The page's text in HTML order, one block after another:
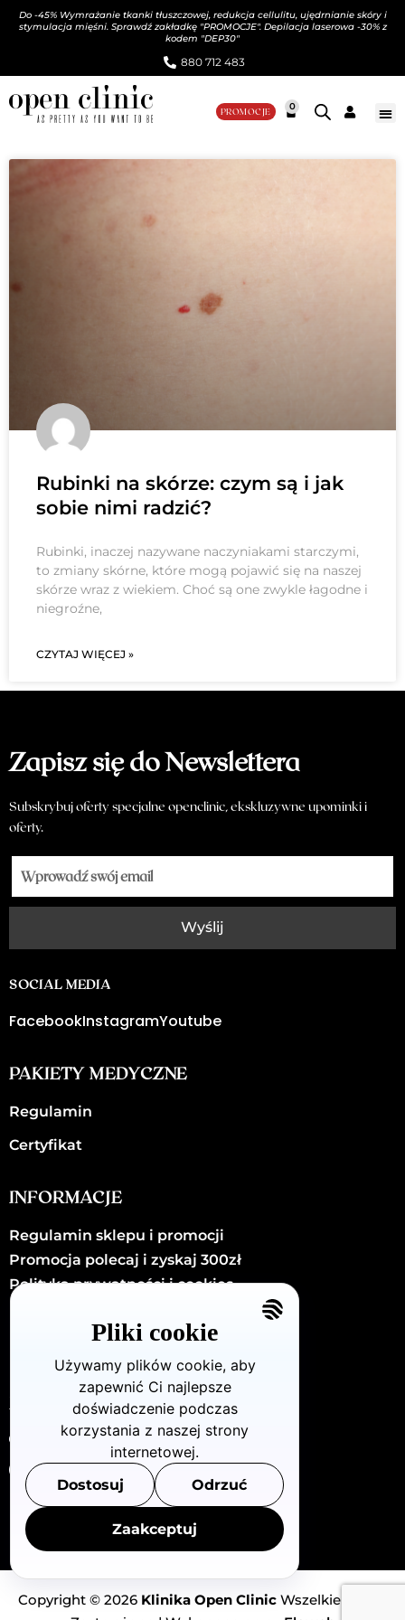
Do -45% Wymrażanie tkanki tłuszczowej, redukcja cellulitu, ujędrnianie skóry i
stymulacja mięśni. Sprawdź zakładkę "PROMOCJE". Depilacja laserowa -30% z
kodem "DEP30"
880 712 483​
PROMOCJE 0
Rubinki na skórze: czym są i jak
sobie nimi radzić?
Rubinki, inaczej nazywane naczyniakami starczymi,
to zmiany skórne, które mogą pojawić się na naszej
skórze wraz z wiekiem. Choć są one zwykle łagodne i
niegroźne,
CZYTAJ WIĘCEJ »
Zapisz się do Newslettera
Subskrybuj oferty specjalne openclinic, ekskluzywne upominki i
oferty.
Wyślij
SOCIAL MEDIA
FacebookInstagramYoutube
PAKIETY MEDYCZNE
Regulamin
Certyfikat
INFORMACJE
Regulamin sklepu i promocji
Promocja polecaj i zyskaj 300zł
Polityka prywatności i cookies
KONTAKT
Dzielna72/U8 (Warszawa - Wola)
880 712 483
info@openclinic.pl
Copyright © 2026 Klinika Open Clinic Wszelkie Prawa
Pliki cookie
Używamy plików cookie, aby
zapewnić Ci najlepsze
doświadczenie podczas
korzystania z naszej strony
internetowej.
Dostosuj Odrzuć
Zaakceptuj